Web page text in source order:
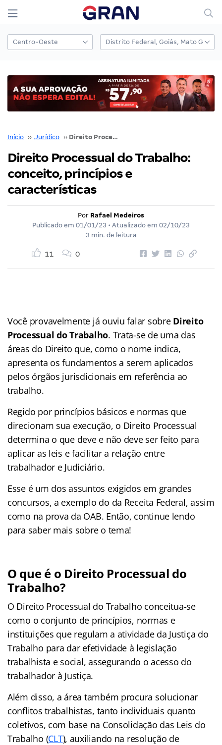
Início ›› Jurídico ›› Direito Processual do Trabalho: conceito, princípios e características
Direito Processual do Trabalho:
conceito, princípios e
características
Por Rafael Medeiros
Publicado em 01/01/23 • Atualizado em 02/10/23
3 min. de leitura
11 0
Você provavelmente já ouviu falar sobreDireito
Processual do Trabalho. Trata-se de uma das
áreas do Direito que, como o nome indica,
apresenta os fundamentos a serem aplicados
pelos órgãos jurisdicionais em referência ao
trabalho.
Regido por princípios básicos e normas que
direcionam sua execução, o Direito Processual
determina o que deve e não deve ser feito para
aplicar as leis e facilitar a relação entre
trabalhador e Judiciário.
Esse é um dos assuntos exigidos em grandes
concursos, a exemplo do da Receita Federal, assim
como na prova da OAB. Então, continue lendo
para saber mais sobre o tema!
O que é o Direito Processual do
Trabalho?
O Direito Processual do Trabalho conceitua-se
como o conjunto de princípios, normas e
instituições que regulam a atividade da Justiça do
Trabalho para dar efetividade à legislação
trabalhista e social, assegurando o acesso do
trabalhador à Justiça.
Além disso, a área também procura solucionar
conflitos trabalhistas, tanto individuais quanto
coletivos, com base na Consolidação das Leis do
Trabalho (CLT), auxiliando na resolução de